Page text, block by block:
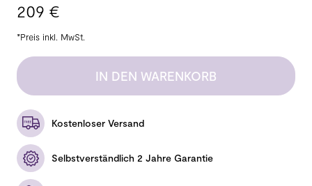
209 €
*Preis inkl. MwSt.
IN DEN WARENKORB
Kostenloser Versand
Selbstverständlich 2 Jahre Garantie